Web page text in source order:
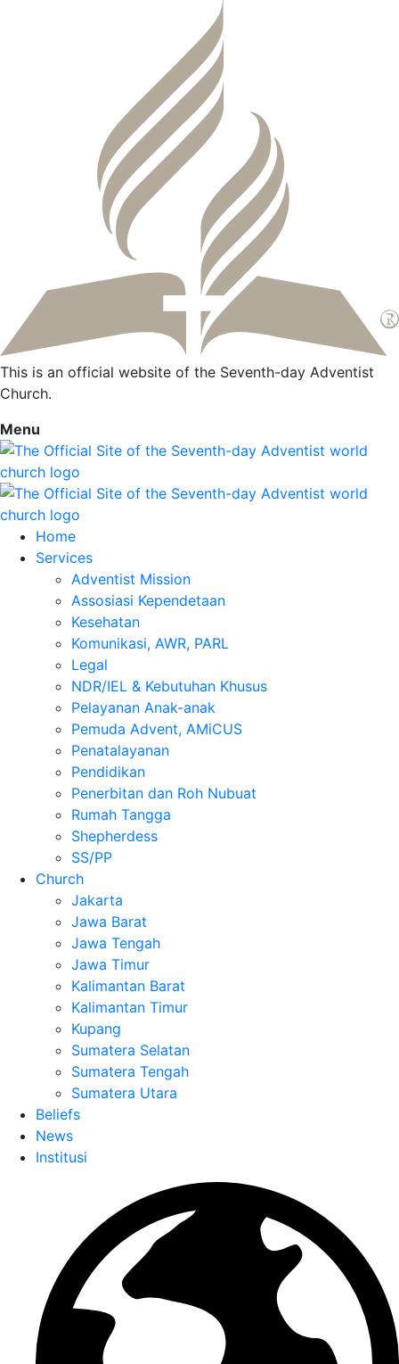
This is an official website of the Seventh-day Adventist
Church.
Menu
Home
Services
Adventist Mission
Assosiasi Kependetaan
Kesehatan
Komunikasi, AWR, PARL
Legal
NDR/IEL & Kebutuhan Khusus
Pelayanan Anak-anak
Pemuda Advent, AMiCUS
Penatalayanan
Pendidikan
Penerbitan dan Roh Nubuat
Rumah Tangga
Shepherdess
SS/PP
Church
Jakarta
Jawa Barat
Jawa Tengah
Jawa Timur
Kalimantan Barat
Kalimantan Timur
Kupang
Sumatera Selatan
Sumatera Tengah
Sumatera Utara
Beliefs
News
Institusi